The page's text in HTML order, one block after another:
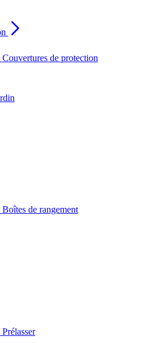
Couvertures de protection
Boîtes de rangement
Prélasser